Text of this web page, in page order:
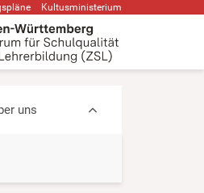
Kultusministerium
uns